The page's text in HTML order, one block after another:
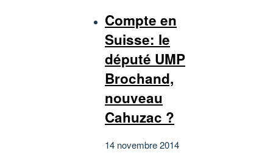
Compte en
Suisse: le
député UMP
Brochand,
nouveau
Cahuzac ?
14 novembre 2014